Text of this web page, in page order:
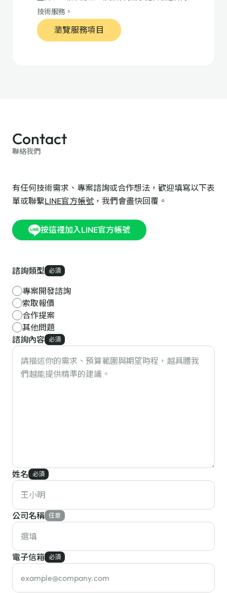
技術服務。
瀏覽服務項目
Contact
聯絡我們
有任何技術需求、專案諮詢或合作想法，歡迎填寫以下表
單或聯繫LINE官方帳號 ，我們會盡快回覆。
按這裡加入LINE官方帳號
諮詢類型 必須
專案開發諮詢
索取報價
合作提案
其他問題
諮詢內容 必須
姓名 必須
公司名稱 任意
電子信箱 必須